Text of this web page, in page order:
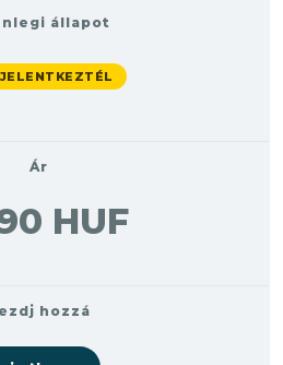
állapot
Ár
HUF
hozzá